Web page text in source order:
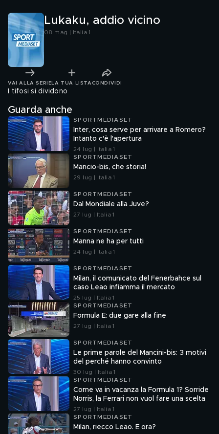
Lukaku, addio vicino
08 mag | Italia 1
VAI ALLA SERIE LA TUA LISTA CONDIVIDI
I tifosi si dividono
Guarda anche
SPORTMEDIASET
Inter, cosa serve per arrivare a Romero?
Intanto c'è l'apertura
24 lug | Italia 1
SPORTMEDIASET
Mancio-bis, che storia!
29 lug | Italia 1
SPORTMEDIASET
Dal Mondiale alla Juve?
27 lug | Italia 1
SPORTMEDIASET
Manna ne ha per tutti
24 lug | Italia 1
SPORTMEDIASET
Milan, il comunicato del Fenerbahce sul
caso Leao infiamma il mercato
25 lug | Italia 1
SPORTMEDIASET
Formula E: due gare alla fine
27 lug | Italia 1
SPORTMEDIASET
Le prime parole del Mancini-bis: 3 motivi
del perché hanno convinto
30 lug | Italia 1
SPORTMEDIASET
Come va in vacanza la Formula 1? Sorride
Norris, la Ferrari non vuol fare una scelta
27 lug | Italia 1
SPORTMEDIASET
Milan, riecco Leao. E ora?